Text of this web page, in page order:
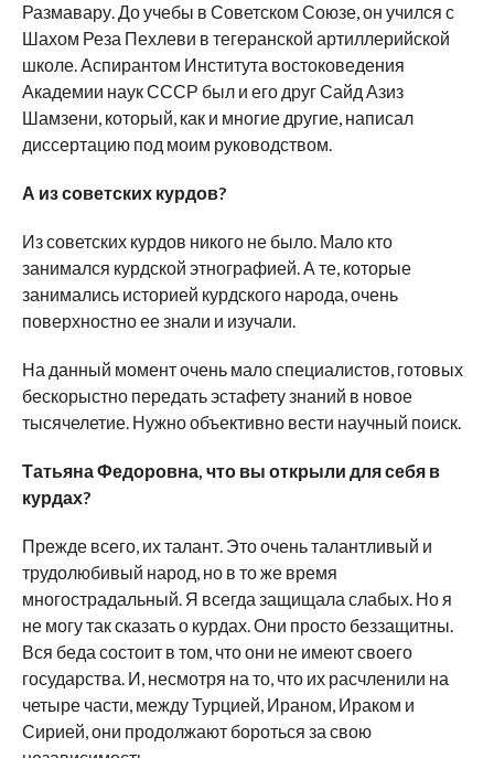
Размавару. До учебы в Советском Союзе, он учился с
Шахом Реза Пехлеви в тегеранской артиллерийской
школе. Аспирантом Института востоковедения
Академии наук СССР был и его друг Сайд Азиз
Шамзени, который, как и многие другие, написал
диссертацию под моим руководством.
А из советских курдов?
Из советских курдов никого не было. Мало кто
занимался курдской этнографией. А те, которые
занимались историей курдского народа, очень
поверхностно ее знали и изучали.
На данный момент очень мало специалистов, готовых
бескорыстно передать эстафету знаний в новое
тысячелетие. Нужно объективно вести научный поиск.
Татьяна Федоровна, что вы открыли для себя в
курдах?
Прежде всего, их талант. Это очень талантливый и
трудолюбивый народ, но в то же время
многострадальный. Я всегда защищала слабых. Но я
не могу так сказать о курдах. Они просто беззащитны.
Вся беда состоит в том, что они не имеют своего
государства. И, несмотря на то, что их расчленили на
четыре части, между Турцией, Ираном, Ираком и
Сирией, они продолжают бороться за свою